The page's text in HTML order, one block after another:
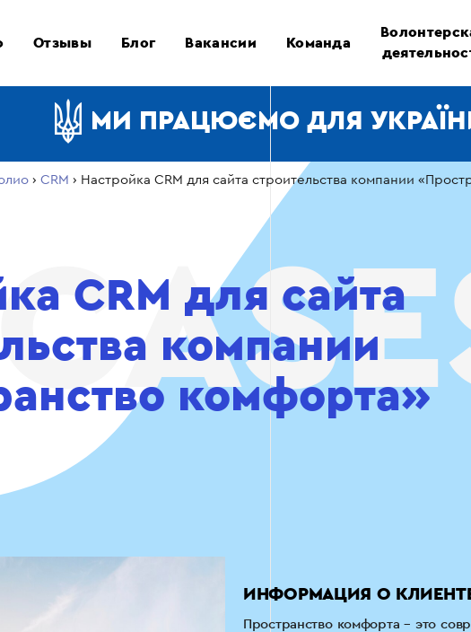
Отзывы Блог Вакансии Команда
МИ ПРАЦЮЄМО ДЛЯ
› CRM › Настройка CRM для сайта строительства компании
CRM для сайта
компании
комфорта»
ИНФОРМАЦИЯ О
Пространство комфорта – это